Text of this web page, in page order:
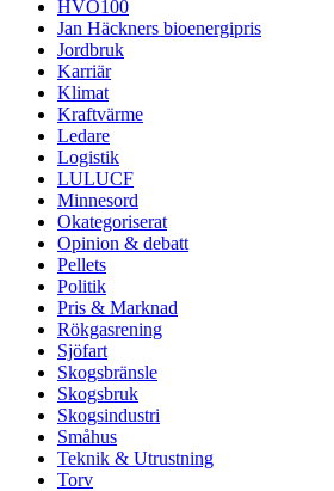
HVO100
Jan Häckners bioenergipris
Jordbruk
Karriär
Klimat
Kraftvärme
Ledare
Logistik
LULUCF
Minnesord
Okategoriserat
Opinion & debatt
Pellets
Politik
Pris & Marknad
Rökgasrening
Sjöfart
Skogsbränsle
Skogsbruk
Skogsindustri
Småhus
Teknik & Utrustning
Torv